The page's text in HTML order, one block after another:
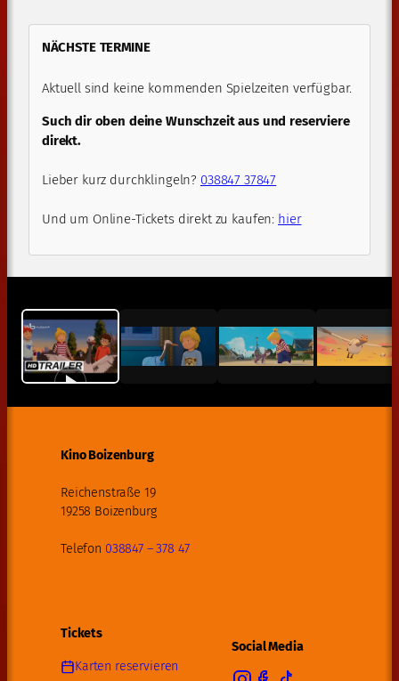
NÄCHSTE TERMINE
Aktuell sind keine kommenden Spielzeiten verfügbar.
Such dir oben deine Wunschzeit aus und reserviere
direkt.
Lieber kurz durchklingeln? 038847 37847
Und um Online-Tickets direkt zu kaufen: hier
Kino Boizenburg
Reichenstraße 19
19258 Boizenburg
Telefon 038847 – 378 47
Tickets
Karten reservieren
Social Media